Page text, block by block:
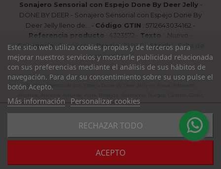
COMPRAR favorite_border
Sonajero Sensorial con Espejo Done By Deer Jelly-
DONE BY DEER - Sonajero Sensorial con Espejo Done By
Deer Jelly lleno de...
- Código GTIN : 5712643034162 -
Referencia producto : 4323572 Texto : Nuevo
Categoría :Sonajeros-Precio:19.95€ -Stock: Falta de
existencias
Este sitio web utiliza cookies propias y de terceros para
mejorar nuestros servicios y mostrarle publicidad relacionada
con sus preferencias mediante el análisis de sus hábitos de
navegación. Para dar su consentimiento sobre su uso pulse el
botón Acepto.
Más información Personalizar cookies
RECHAZAR TODO
ACEPTO
Sonajero Sensorial con Espejo Done By Deer Jelly en Álava, Albacete,
Cantabria, Castellón, Ciudad Real, Córdoba, La Coruña, La Rioja, Cuenca,
Girona, Granada, Guadalajara, Guipuzcoa, Huelva, Huesca, Jaen, León, Lleida,
Lugo, Madrid, Málaga, Murcia, Navarra, Orense, Palencia, Pontevedra, Rioja,
Salamanca, Segovia, Sevilla, Soria, Tarragona, Teruel, Toledo, Valencia,